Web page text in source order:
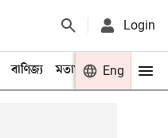
Login
বাণিজ্য মতামত খেলা
Eng